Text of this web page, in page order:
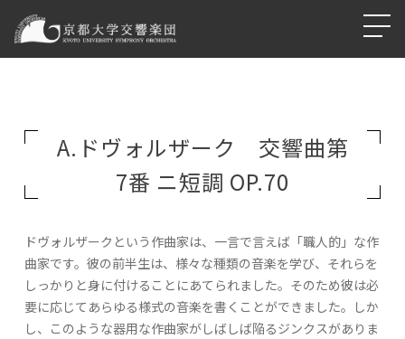
A.ドヴォルザーク 交響曲第
7番 ニ短調 OP.70
ドヴォルザークという作曲家は、一言で言えば「職人的」な作
曲家です。彼の前半生は、様々な種類の音楽を学び、それらを
しっかりと身に付けることにあてられました。そのため彼は必
要に応じてあらゆる様式の音楽を書くことができました。しか
し、このような器用な作曲家がしばしば陥るジンクスがありま